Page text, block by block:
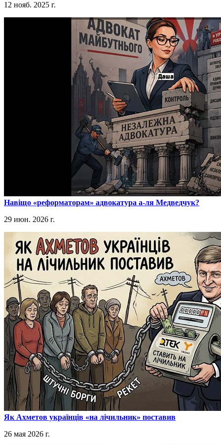
12 нояб. 2025 г.
​Навіщо «реформаторам» адвокатура а-ля Медведчук?
29 июн. 2026 г.
​Як Ахметов українців «на лічильник» поставив
26 мая 2026 г.